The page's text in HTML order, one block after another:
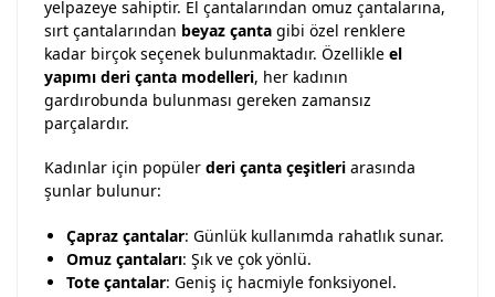
yelpazeye sahiptir. El çantalarından omuz çantalarına,
sırt çantalarından beyaz çanta gibi özel renklere
kadar birçok seçenek bulunmaktadır. Özellikle el
yapımı deri çanta modelleri, her kadının
gardırobunda bulunması gereken zamansız
parçalardır.
Kadınlar için popüler deri çanta çeşitleri arasında
şunlar bulunur:
Çapraz çantalar: Günlük kullanımda rahatlık sunar.
Omuz çantaları: Şık ve çok yönlü.
Tote çantalar: Geniş iç hacmiyle fonksiyonel.